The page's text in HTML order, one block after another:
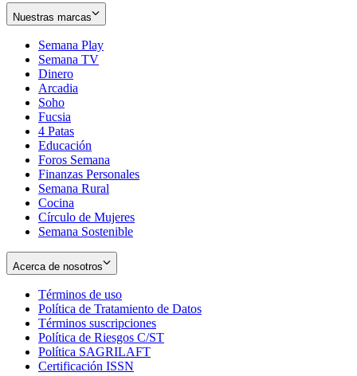
Nuestras marcas
Semana Play
Semana TV
Dinero
Arcadia
Soho
in
new
window
Fucsia
in
new
window
4 Patas
Educación
Foros Semana
Finanzas Personales
Semana Rural
Cocina
Círculo de Mujeres
Semana Sostenible
Acerca de nosotros
Términos de uso
in
new
window
Política de Tratamiento de Datos
Términos suscripciones
in
Política de Riesgos C/ST
Política SAGRILAFT
Certificación ISSN